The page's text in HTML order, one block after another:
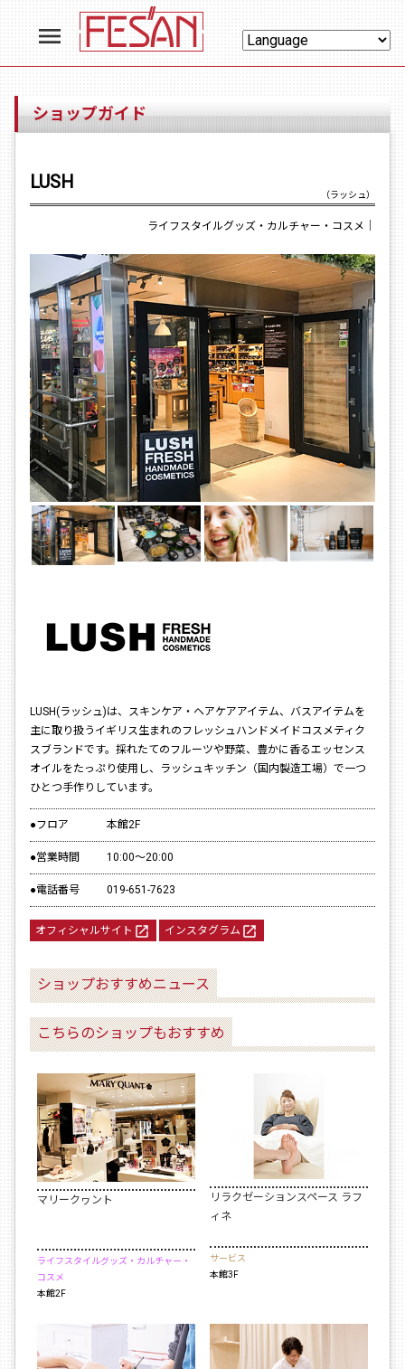
menu
ショップガイド
LUSH
（ラッシュ）
ライフスタイルグッズ・カルチャー・コスメ
LUSH(ラッシュ)は、スキンケア・ヘアケアアイテム、バスアイテムを
主に取り扱うイギリス生まれのフレッシュハンドメイドコスメティク
スブランドです。採れたてのフルーツや野菜、豊かに香るエッセンス
オイルをたっぷり使用し、ラッシュキッチン（国内製造工場）で一つ
ひとつ手作りしています。
●フロア 本館2F
●営業時間 10:00～20:00
●電話番号 019-651-7623
オフィシャルサイト launch インスタグラム launch
ショップおすすめニュース
こちらのショップもおすすめ
マリークヮント
ライフスタイルグッズ・カルチャー・
コスメ
本館2F
リラクゼーションスペース ラフ
ィネ
サービス
本館3F